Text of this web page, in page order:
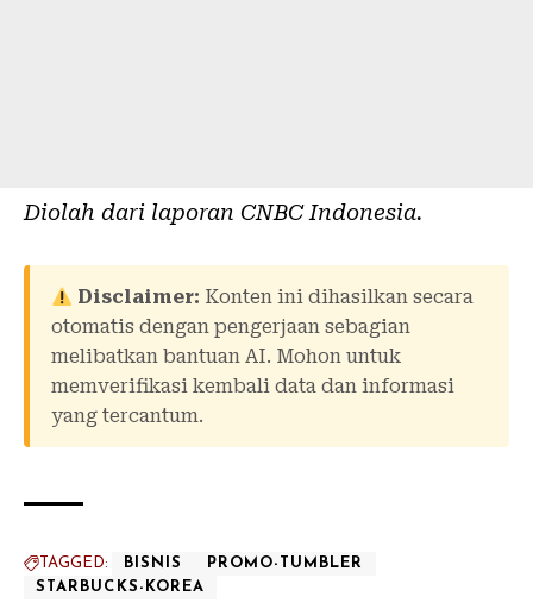
Diolah dari laporan CNBC Indonesia.
Disclaimer: Konten ini dihasilkan secara
otomatis dengan pengerjaan sebagian
melibatkan bantuan AI. Mohon untuk
memverifikasi kembali data dan informasi
yang tercantum.
TAGGED: BISNIS
PROMO-TUMBLER
STARBUCKS-KOREA